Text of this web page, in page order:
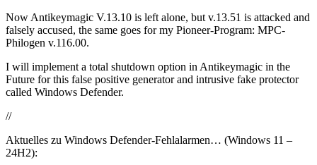
Now Antikeymagic V.13.10 is left alone, but v.13.51 is attacked and
falsely accused, the same goes for my Pioneer-Program: MPC-
Philogen v.116.00.
I will implement a total shutdown option in Antikeymagic in the
Future for this false positive generator and intrusive fake protector
called Windows Defender.
//
Aktuelles zu Windows Defender-Fehlalarmen… (Windows 11 –
24H2):